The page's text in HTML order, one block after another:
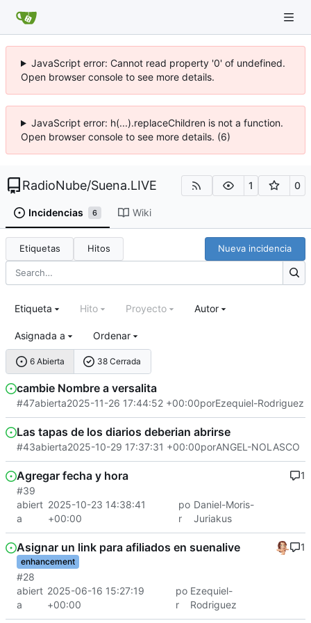
JavaScript error: Cannot read property '0' of undefined.
Open browser console to see more details.
JavaScript error: h(...).replaceChildren is not a function.
Open browser console to see more details. (6)
RadioNube/Suena.LIVE 1 0
Incidencias 6 Wiki
Etiquetas Hitos Nueva incidencia
6 Abierta 38 Cerrada
Etiqueta Hito Proyecto Autor
Asignada a Ordenar
cambie Nombre a versalita
#47abierta2025-11-26 17:44:52 +00:00porEzequiel-Rodriguez
Las tapas de los diarios deberian abrirse
#43abierta2025-10-29 17:37:31 +00:00porANGEL-NOLASCO
Agregar fecha y hora
#39
abiert
a
2025-10-23 14:38:41
+00:00
po
r
Daniel-Moris-
Juriakus
1
Asignar un link para afiliados en suenalive
enhancement
#28
abiert
a
2025-06-16 15:27:19
+00:00
po
r
Ezequiel-
Rodriguez
1